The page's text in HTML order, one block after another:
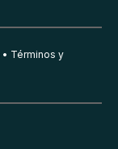
Términos y